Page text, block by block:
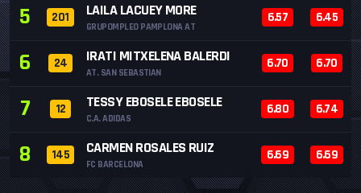
5 201 LAILA LACUEY MORE
GRUPOMPLEO PAMPLONA AT
6.57 6.45
6 24 IRATI MITXELENA BALERDI
AT. SAN SEBASTIAN
6.70 6.70
7 12 TESSY EBOSELE EBOSELE
C.A. ADIDAS
6.80 6.74
8 145 CARMEN ROSALES RUIZ
FC BARCELONA
6.69 6.69